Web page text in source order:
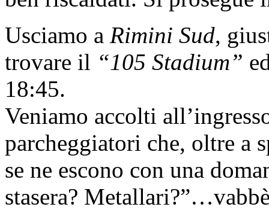
Usciamo a Rimini Sud,
trovare il “105 Stadium”
18:45.
Veniamo accolti
parcheggiatori che, oltre a
se ne escono con una
stasera?